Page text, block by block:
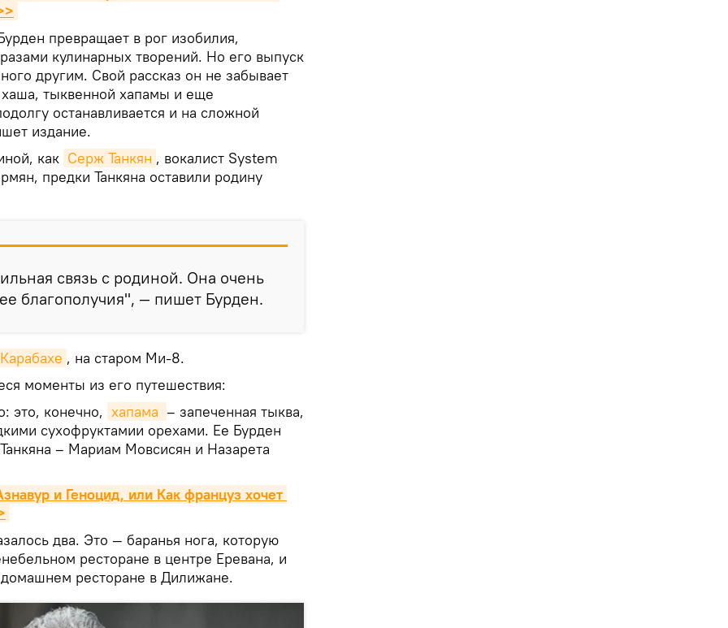
превращает в рог изобилия,
кулинарных творений. Но его выпуск
другим. Свой рассказ он не забывает
тыквенной хапамы и еще
останавливается и на сложной
издание.
как Серж Танкян , вокалист System
предки Танкяна оставили родину
связь с родиной. Она очень
благополучия", — пишет Бурден.
Карабахе , на старом Ми-8.
моменты из его путешествия:
это, конечно, хапама – запеченная тыква,
сухофруктамии орехами. Ее Бурден
– Мариам Мовсисян и Назарета
и Геноцид, или Как француз хочет
два. Это — баранья нога, которую
ресторане в центре Еревана, и
ресторане в Дилижане.